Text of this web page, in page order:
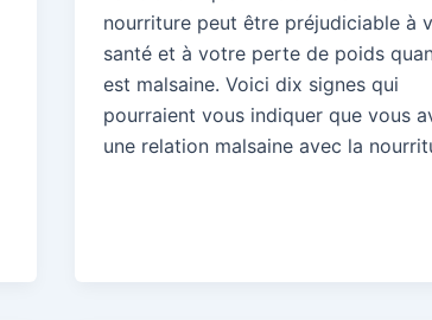
nourriture peut être préjudiciable à
santé et à votre perte de poids
est malsaine. Voici dix signes qui
pourraient vous indiquer que vous
une relation malsaine avec la